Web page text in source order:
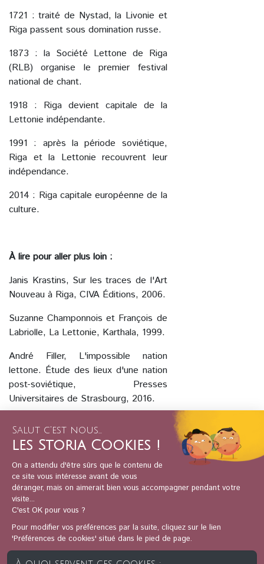
1721 : traité de Nystad, la Livonie et
Riga passent sous domination russe.
1873 : la Société Lettone de Riga
(RLB) organise le premier festival
national de chant.
1918 : Riga devient capitale de la
Lettonie indépendante.
1991 : après la période soviétique,
Riga et la Lettonie recouvrent leur
indépendance.
2014 : Riga capitale européenne de la
culture.
À lire pour aller plus loin :
Janis Krastins, Sur les traces de l'Art
Nouveau à Riga, CIVA Éditions, 2006.
Suzanne Champonnois et François de
Labriolle, La Lettonie, Karthala, 1999.
André Filler, L'impossible nation
lettone. Étude des lieux d'une nation
post-soviétique, Presses
Universitaires de Strasbourg, 2016.
Butte-aux-Coqs, Agullo, Villenave-
d'Ornon, 2020.
Jean-Paul Kauffmann, Courlande,
Fayard, 2009.
Retour